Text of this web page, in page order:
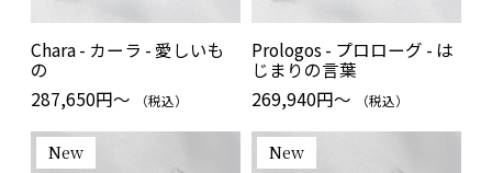
Chara - カーラ - 愛しいも
の
287,650円～
（税込）
Prologos - プロローグ - は
じまりの言葉
269,940円～
（税込）
New New